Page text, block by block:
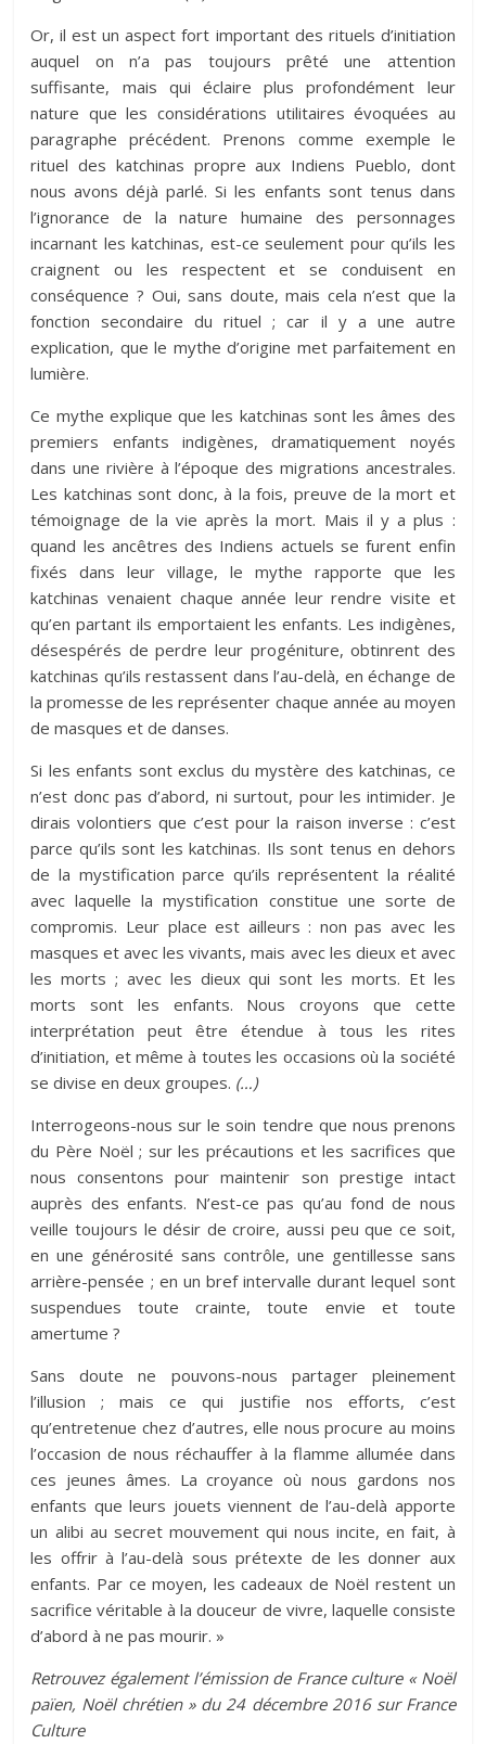
Or, il est un aspect fort important des rituels d’initiation
auquel on n’a pas toujours prêté une attention
suffisante, mais qui éclaire plus profondément leur
nature que les considérations utilitaires évoquées au
paragraphe précédent. Prenons comme exemple le
rituel des katchinas propre aux Indiens Pueblo, dont
nous avons déjà parlé. Si les enfants sont tenus dans
l’ignorance de la nature humaine des personnages
incarnant les katchinas, est-ce seulement pour qu’ils les
craignent ou les respectent et se conduisent en
conséquence ? Oui, sans doute, mais cela n’est que la
fonction secondaire du rituel ; car il y a une autre
explication, que le mythe d’origine met parfaitement en
lumière.
Ce mythe explique que les katchinas sont les âmes des
premiers enfants indigènes, dramatiquement noyés
dans une rivière à l’époque des migrations ancestrales.
Les katchinas sont donc, à la fois, preuve de la mort et
témoignage de la vie après la mort. Mais il y a plus :
quand les ancêtres des Indiens actuels se furent enfin
fixés dans leur village, le mythe rapporte que les
katchinas venaient chaque année leur rendre visite et
qu’en partant ils emportaient les enfants. Les indigènes,
désespérés de perdre leur progéniture, obtinrent des
katchinas qu’ils restassent dans l’au-delà, en échange de
la promesse de les représenter chaque année au moyen
de masques et de danses.
Si les enfants sont exclus du mystère des katchinas, ce
n’est donc pas d’abord, ni surtout, pour les intimider. Je
dirais volontiers que c’est pour la raison inverse : c’est
parce qu’ils sont les katchinas. Ils sont tenus en dehors
de la mystification parce qu’ils représentent la réalité
avec laquelle la mystification constitue une sorte de
compromis. Leur place est ailleurs : non pas avec les
masques et avec les vivants, mais avec les dieux et avec
les morts ; avec les dieux qui sont les morts. Et les
morts sont les enfants. Nous croyons que cette
interprétation peut être étendue à tous les rites
d’initiation, et même à toutes les occasions où la société
se divise en deux groupes. (…)
Interrogeons-nous sur le soin tendre que nous prenons
du Père Noël ; sur les précautions et les sacrifices que
nous consentons pour maintenir son prestige intact
auprès des enfants. N’est-ce pas qu’au fond de nous
veille toujours le désir de croire, aussi peu que ce soit,
en une générosité sans contrôle, une gentillesse sans
arrière-pensée ; en un bref intervalle durant lequel sont
suspendues toute crainte, toute envie et toute
amertume ?
Sans doute ne pouvons-nous partager pleinement
l’illusion ; mais ce qui justifie nos efforts, c’est
qu’entretenue chez d’autres, elle nous procure au moins
l’occasion de nous réchauffer à la flamme allumée dans
ces jeunes âmes. La croyance où nous gardons nos
enfants que leurs jouets viennent de l’au-delà apporte
un alibi au secret mouvement qui nous incite, en fait, à
les offrir à l’au-delà sous prétexte de les donner aux
enfants. Par ce moyen, les cadeaux de Noël restent un
sacrifice véritable à la douceur de vivre, laquelle consiste
d’abord à ne pas mourir. »
Retrouvez également l’émission de France culture « Noël
païen, Noël chrétien » du 24 décembre 2016 sur France
Culture